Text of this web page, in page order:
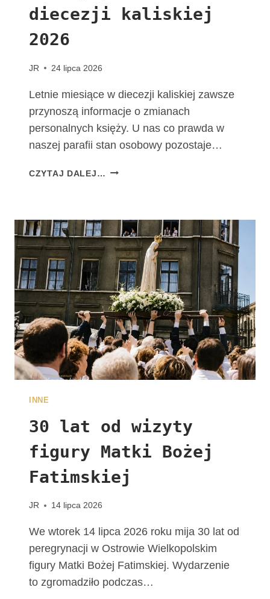
diecezji kaliskiej
2026
JR 24 lipca 2026
Letnie miesiące w diecezji kaliskiej zawsze
przynoszą informacje o zmianach
personalnych księży. U nas co prawda w
naszej parafii stan osobowy pozostaje…
CZYTAJ DALEJ… Z
Y
P
S
O
N
A
L
N
E
E
C
Z
A
L
S
K
INNE
30 lat od wizyty
figury Matki Bożej
Fatimskiej
JR 14 lipca 2026
We wtorek 14 lipca 2026 roku mija 30 lat od
peregrynacji w Ostrowie Wielkopolskim
figury Matki Bożej Fatimskiej. Wydarzenie
to zgromadziło podczas…